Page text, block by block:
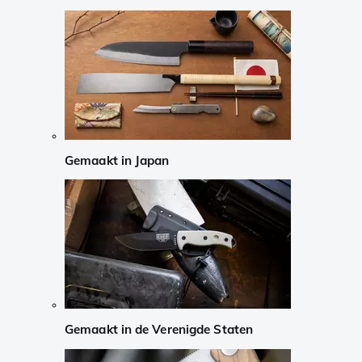
Gemaakt in Japan
Gemaakt in de Verenigde Staten